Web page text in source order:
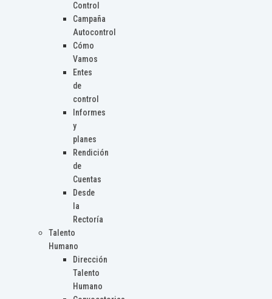
Control
Campaña
Autocontrol
Cómo
Vamos
Entes
de
control
Informes
y
planes
Rendición
de
Cuentas
Desde
la
Rectoría
Talento
Humano
Dirección
Talento
Humano